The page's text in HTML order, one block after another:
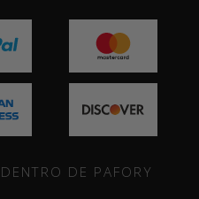
DENTRO DE PAFORY